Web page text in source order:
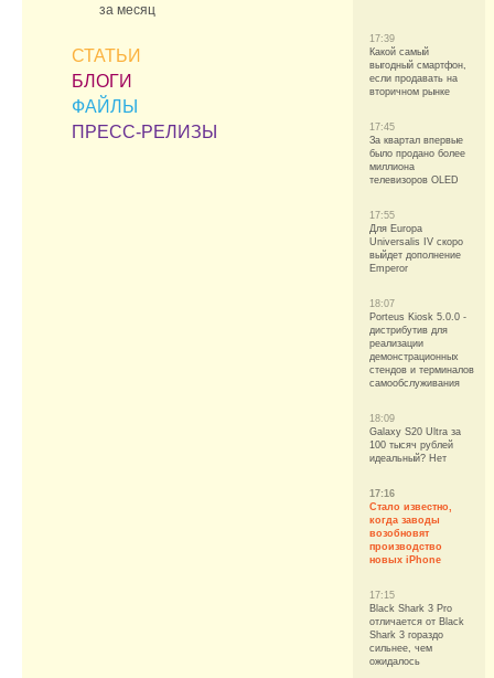
за месяц
СТАТЬИ
БЛОГИ
ФАЙЛЫ
ПРЕСС-РЕЛИЗЫ
17:39
Какой самый
выгодный смартфон,
если продавать на
вторичном рынке
17:45
За квартал впервые
было продано более
миллиона
телевизоров OLED
17:55
Для Europa
Universalis IV скоро
выйдет дополнение
Emperor
18:07
Porteus Kiosk 5.0.0 -
дистрибутив для
реализации
демонстрационных
стендов и терминалов
самообслуживания
18:09
Galaxy S20 Ultra за
100 тысяч рублей
идеальный? Нет
17:16
Стало известно,
когда заводы
возобновят
производство
новых iPhone
17:15
Black Shark 3 Pro
отличается от Black
Shark 3 гораздо
сильнее, чем
ожидалось